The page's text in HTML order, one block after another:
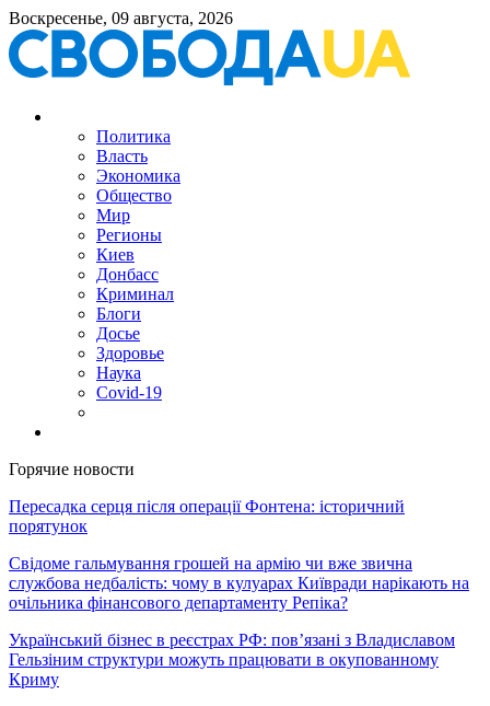
Воскресенье, 09 августа, 2026
Политика
Власть
Экономика
Общество
Мир
Регионы
Киев
Донбасс
Криминал
Блоги
Досье
Здоровье
Наука
Covid-19
Горячие новости
Пересадка серця після операції Фонтена: історичний
порятунок
Свідоме гальмування грошей на армію чи вже звична
службова недбалість: чому в кулуарах Київради нарікають на
очільника фінансового департаменту Репіка?
Український бізнес в реєстрах РФ: пов’язані з Владиславом
Гельзіним структури можуть працювати в окупованному
Криму